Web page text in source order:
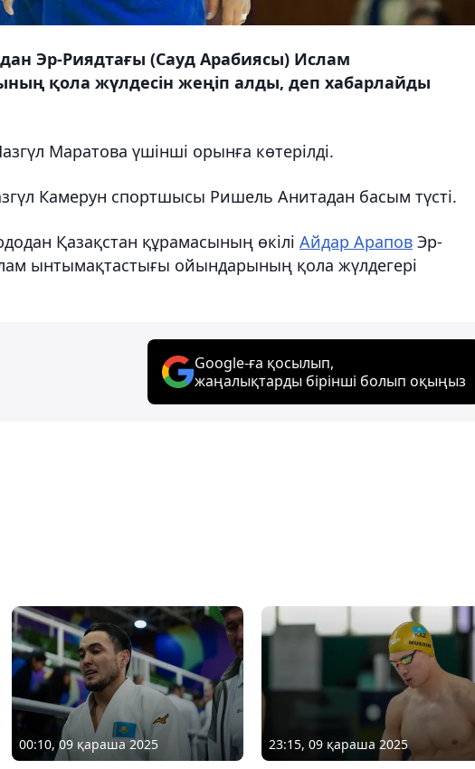
Эр-Риядтағы (Сауд Арабиясы) Ислам
қола жүлдесін жеңіп алды, деп хабарлайды
Маратова үшінші орынға көтерілді.
Камерун спортшысы Ришель Анитадан басым түсті.
Қазақстан құрамасының өкілі Айдар Арапов Эр-
ынтымақтастығы ойындарының қола жүлдегері
Google-ға қосылып,
жаңалықтарды бірінші болып оқыңыз
00:10, 09 қараша 2025 23:15, 09 қараша 2025